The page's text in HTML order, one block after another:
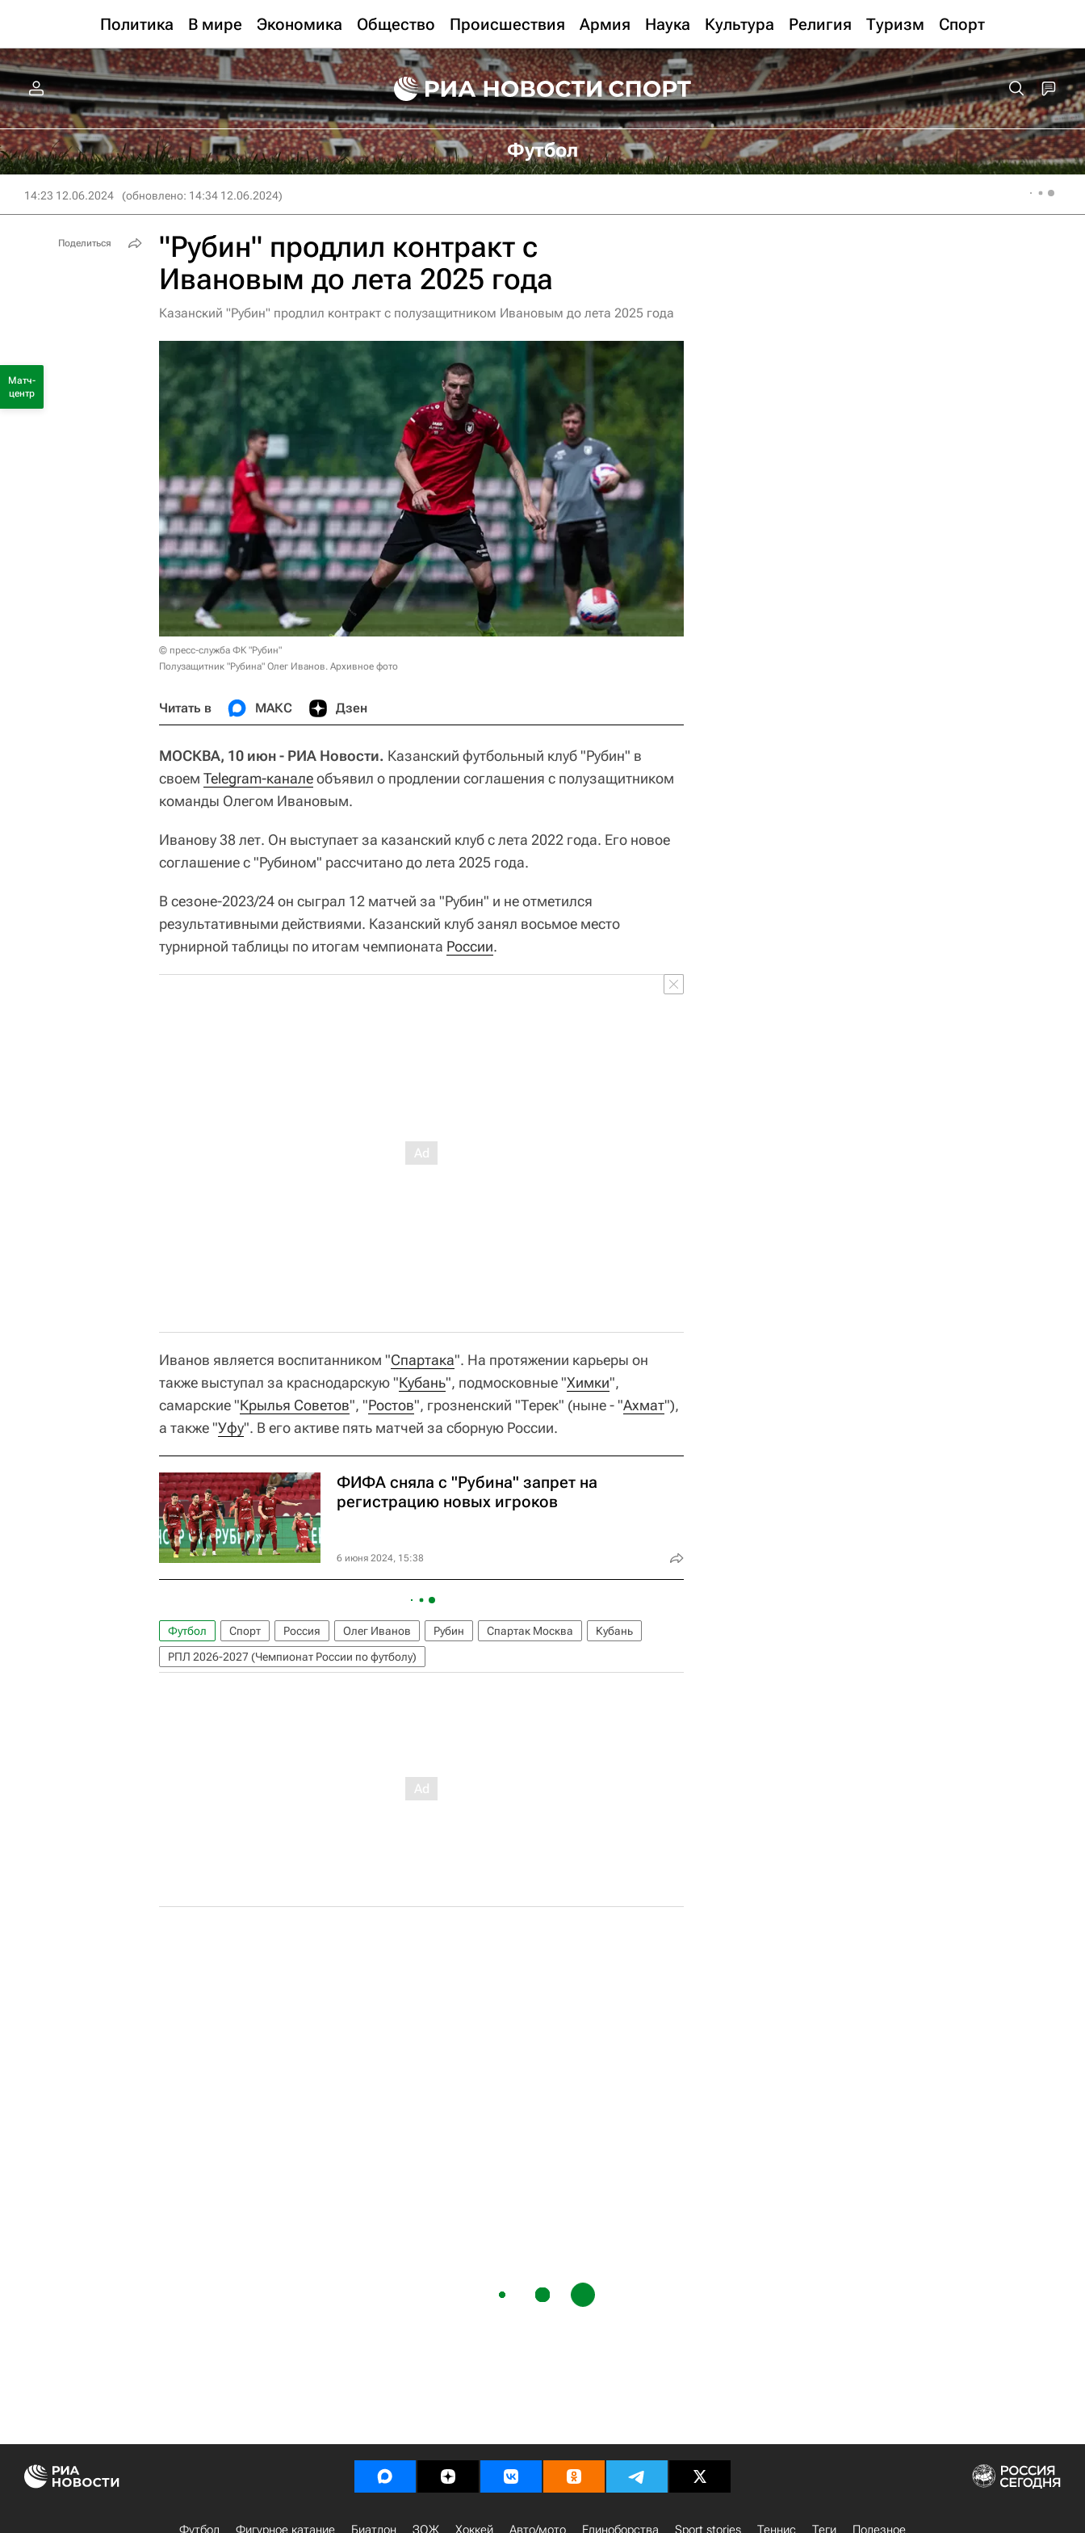
Политика В мире Экономика Общество Происшествия Армия Наука Культура Религия Туризм Спорт
Футбол
14:23 12.06.2024 (обновлено: 14:34 12.06.2024)
"Рубин" продлил контракт с
Ивановым до лета 2025 года
Казанский "Рубин" продлил контракт с полузащитником Ивановым до лета 2025 года
© пресс-служба ФК "Рубин"
Полузащитник "Рубина" Олег Иванов. Архивное фото
Читать в МАКС Дзен
МОСКВА, 10 июн - РИА Новости. Казанский футбольный клуб "Рубин" в
своем Telegram-каналеобъявил о продлении соглашения с полузащитником
команды Олегом Ивановым.
Иванову 38 лет. Он выступает за казанский клуб с лета 2022 года. Его новое
соглашение с "Рубином" рассчитано до лета 2025 года.
В сезоне-2023/24 он сыграл 12 матчей за "Рубин" и не отметился
результативными действиями. Казанский клуб занял восьмое место
турнирной таблицы по итогам чемпионата России.
Иванов является воспитанником "Спартака". На протяжении карьеры он
также выступал за краснодарскую "Кубань", подмосковные "Химки",
самарские "Крылья Советов", "Ростов", грозненский "Терек" (ныне - "Ахмат"),
а также "Уфу". В его активе пять матчей за сборную России.
ФИФА сняла с "Рубина" запрет на
регистрацию новых игроков
6 июня 2024, 15:38
Футбол Спорт Россия Олег Иванов Рубин Спартак Москва
Кубань
РПЛ 2026-2027 (Чемпионат России по футболу)
Поделиться
Матч-
центр
Футбол Фигурное катание Биатлон ЗОЖ Хоккей Авто/мото Единоборства Sport stories Теннис Теги Полезное